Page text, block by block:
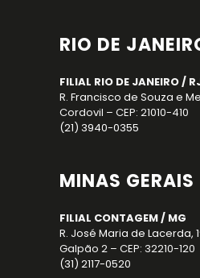
RIO DE
FILIAL RIO DE JANEIRO /
R. Francisco de Souza e
Cordovil – CEP: 21010-410
(21) 3940-0355
MINAS GERAIS
FILIAL CONTAGEM / MG
R. José Maria de Lacerda,
Galpão 2 – CEP: 32210-120
(31) 2117-0520